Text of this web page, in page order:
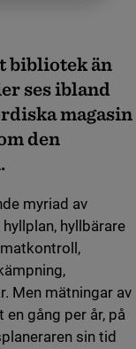
bibliotek än
ses ibland
magasin
den
myriad av
hyllbärare
Men mätningar av
en gång per år, på
sin tid